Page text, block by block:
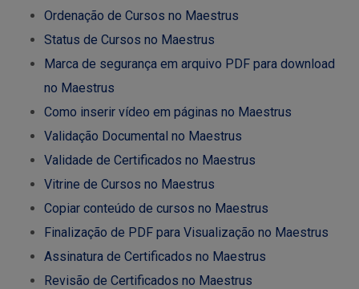
Ordenação de Cursos no Maestrus
Status de Cursos no Maestrus
Marca de segurança em arquivo PDF para download
no Maestrus
Como inserir vídeo em páginas no Maestrus
Validação Documental no Maestrus
Validade de Certificados no Maestrus
Vitrine de Cursos no Maestrus
Copiar conteúdo de cursos no Maestrus
Finalização de PDF para Visualização no Maestrus
Assinatura de Certificados no Maestrus
Revisão de Certificados no Maestrus